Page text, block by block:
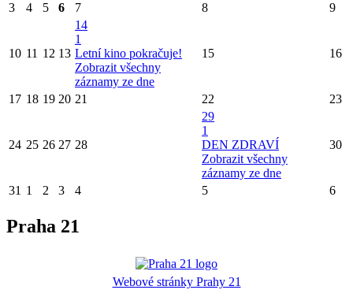
3
4 5 6 7 8 9
10 11 12 13
14
1
Letní kino pokračuje!
Zobrazit všechny
záznamy ze dne
15 16
17 18 19 20 21 22 23
24 25 26 27 28
29
1
DEN ZDRAVÍ
Zobrazit všechny
záznamy ze dne
30
31 1 2 3 4 5 6
Praha 21
Webové stránky Prahy 21